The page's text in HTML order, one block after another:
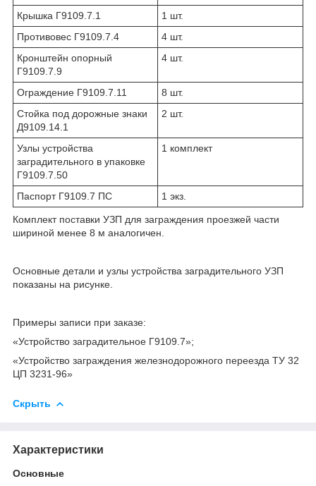
Крышка Г9109.7.1
1 шт.
Противовес Г9109.7.4
4 шт.
Кронштейн опорный
Г9109.7.9
4 шт.
Ограждение Г9109.7.11
8 шт.
Стойка под дорожные знаки
Д9109.14.1
2 шт.
Узлы устройства
заградительного в упаковке
Г9109.7.50
1 комплект
Паспорт Г9109.7 ПС 1 экз.
Комплект поставки УЗП для заграждения проезжей части
шириной менее 8 м аналогичен.
Основные детали и узлы устройства заградительного УЗП
показаны на рисунке.
Примеры записи при заказе:
«Устройство заградительное Г9109.7»;
«Устройство заграждения железнодорожного переезда ТУ 32
ЦП 3231-96»
Скрыть
Характеристики
Основные